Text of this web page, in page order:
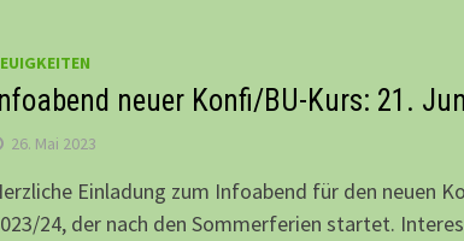
Infoabend neuer Konfi/BU-Kurs: 21.
26. Mai 2023
Einladung zum Infoabend für den neuen
24, der nach den Sommerferien startet.